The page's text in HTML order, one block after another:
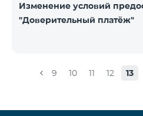
Изменение условий
"Доверительный платёж"
9 10 11 12 13